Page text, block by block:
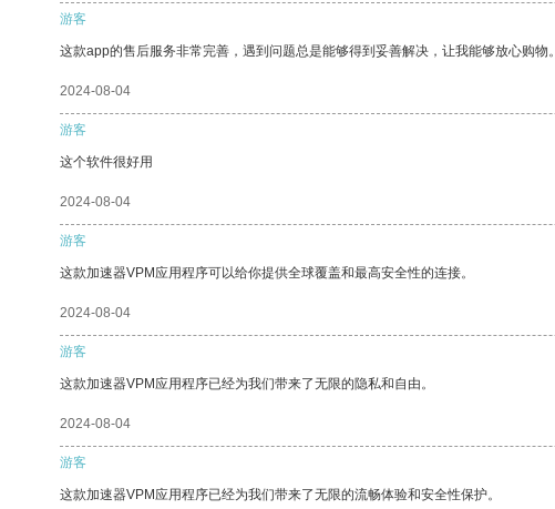
游客
这款app的售后服务非常完善，遇到问题总是能够得到妥善解决，让我能够放心购物。
2024-08-04
游客
这个软件很好用
2024-08-04
游客
这款加速器VPM应用程序可以给你提供全球覆盖和最高安全性的连接。
2024-08-04
游客
这款加速器VPM应用程序已经为我们带来了无限的隐私和自由。
2024-08-04
游客
这款加速器VPM应用程序已经为我们带来了无限的流畅体验和安全性保护。